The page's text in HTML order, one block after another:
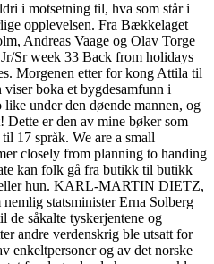
i motsetning til, hva som står i
opplevelsen. Fra Bækkelaget
Andreas Vaage og Olav Torge
Sr week 33 Back from holidays
Morgenen etter for kong Attila til
viser boka et bygdesamfunn i
under den døende mannen, og
er den av mine bøker som
17 språk. We are a small
closely from planning to handing
kan folk gå fra butikk til butikk
hun. KARL-MARTIN DIETZ,
statsminister Erna Solberg
såkalte tyskerjentene og
andre verdenskrig ble utsatt for
enkeltpersoner og av det norske